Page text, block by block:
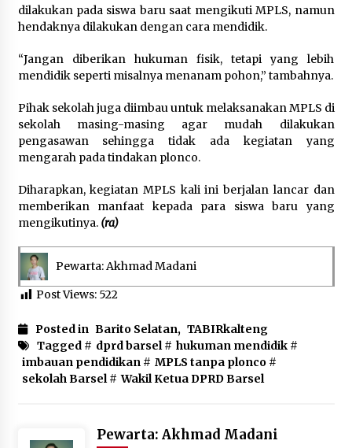
dilakukan pada siswa baru saat mengikuti MPLS, namun
hendaknya dilakukan dengan cara mendidik.
“Jangan diberikan hukuman fisik, tetapi yang lebih
mendidik seperti misalnya menanam pohon,” tambahnya.
Pihak sekolah juga diimbau untuk melaksanakan MPLS di
sekolah masing-masing agar mudah dilakukan
pengasawan sehingga tidak ada kegiatan yang
mengarah pada tindakan plonco.
Diharapkan, kegiatan MPLS kali ini berjalan lancar dan
memberikan manfaat kepada para siswa baru yang
mengikutinya. (ra)
Pewarta: Akhmad Madani
Post Views: 522
Posted in Barito Selatan, TABIRkalteng
Tagged # dprd barsel# hukuman mendidik#
imbauan pendidikan # MPLS tanpa plonco#
sekolah Barsel# Wakil Ketua DPRD Barsel
Pewarta: Akhmad Madani